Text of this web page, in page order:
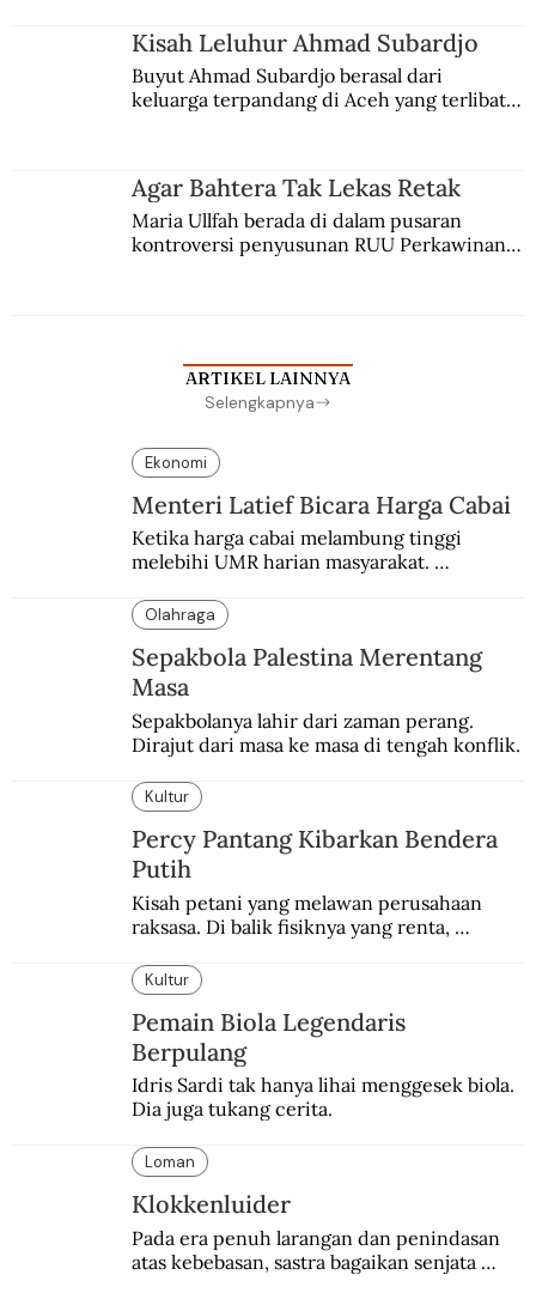
Kisah Leluhur Ahmad Subardjo
Buyut Ahmad Subardjo berasal dari
keluarga terpandang di Aceh yang terlibat
Agar Bahtera Tak Lekas Retak
Maria Ullfah berada di dalam pusaran
kontroversi penyusunan RUU Perkawinan.
ARTIKEL LAINNYA
Selengkapnya
Ekonomi
Menteri Latief Bicara Harga Cabai
Ketika harga cabai melambung tinggi
melebihi UMR harian masyarakat.
Olahraga
Sepakbola Palestina Merentang
Masa
Sepakbolanya lahir dari zaman perang.
Dirajut dari masa ke masa di tengah konflik.
Kultur
Percy Pantang Kibarkan Bendera
Putih
Kisah petani yang melawan perusahaan
raksasa. Di balik fisiknya yang renta,
Kultur
Pemain Biola Legendaris
Berpulang
Idris Sardi tak hanya lihai menggesek biola.
Dia juga tukang cerita.
Loman
Klokkenluider
Pada era penuh larangan dan penindasan
atas kebebasan, sastra bagaikan senjata